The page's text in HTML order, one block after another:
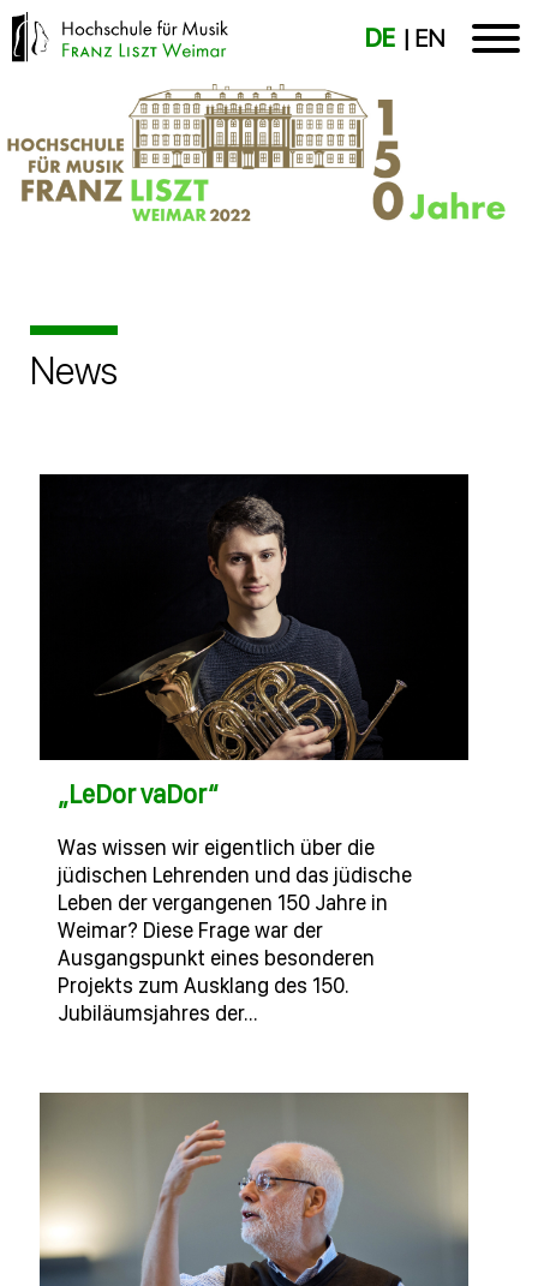
DE EN
News
„LeDor vaDor“
Was wissen wir eigentlich über die
jüdischen Lehrenden und das jüdische
Leben der vergangenen 150 Jahre in
Weimar? Diese Frage war der
Ausgangspunkt eines besonderen
Projekts zum Ausklang des 150.
Jubiläumsjahres der…